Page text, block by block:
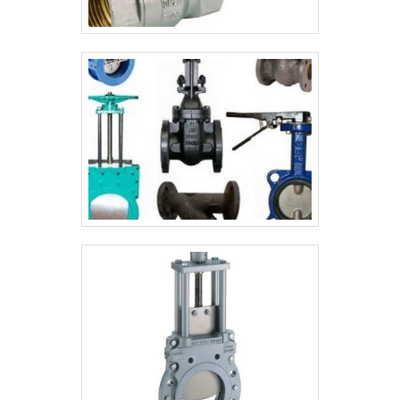
atividades; Sala de treinamento com
materiais sofisticados; Equipamentos de
última geração. A MELHOR EMPRESA NO
SEGMENTOSomente na VSC - Válvulas
Industriais as melhores opções sempre
estão à disposição quando se procura
soluções para válvulas gavetas industriais.
Prezando pelo que há de mais moderno,
traz inovações e variedades em válvula
gaveta e manutenção válvula globo.É uma
e uma empresa inovadora, qualificações
construídas por focar suas ações no
resultado final, tendo escritório de alta
qualidade onde são realizadas as atividades
e sala de treinamento com materiais
sofisticados. Todos esses fatores,
agregados a uma equipe multidisciplinar de